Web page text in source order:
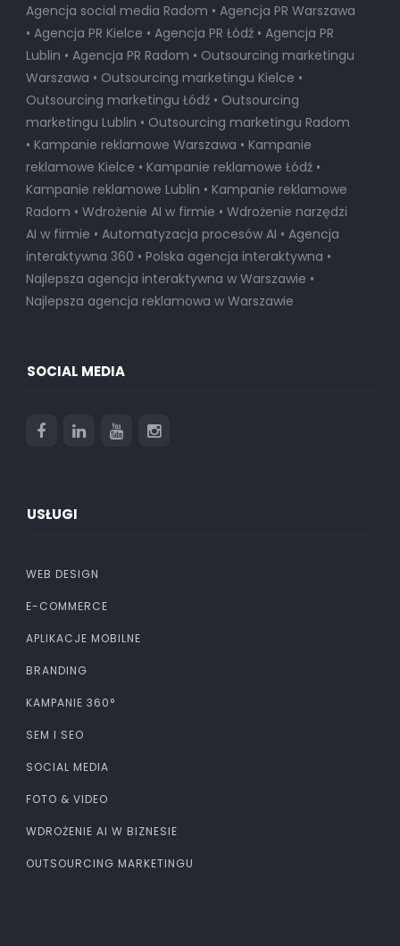
Agencja social media Radom • Agencja PR Warszawa
• Agencja PR Kielce • Agencja PR Łódź • Agencja PR
Lublin • Agencja PR Radom • Outsourcing marketingu
Warszawa • Outsourcing marketingu Kielce •
Outsourcing marketingu Łódź • Outsourcing
marketingu Lublin • Outsourcing marketingu Radom
• Kampanie reklamowe Warszawa • Kampanie
reklamowe Kielce • Kampanie reklamowe Łódź •
Kampanie reklamowe Lublin • Kampanie reklamowe
Radom • Wdrożenie AI w firmie • Wdrożenie narzędzi
AI w firmie • Automatyzacja procesów AI • Agencja
interaktywna 360 • Polska agencja interaktywna •
Najlepsza agencja interaktywna w Warszawie •
Najlepsza agencja reklamowa w Warszawie
SOCIAL MEDIA
USŁUGI
WEB DESIGN
E-COMMERCE
APLIKACJE MOBILNE
BRANDING
KAMPANIE 360°
SEM I SEO
SOCIAL MEDIA
FOTO & VIDEO
WDROŻENIE AI W BIZNESIE
OUTSOURCING MARKETINGU